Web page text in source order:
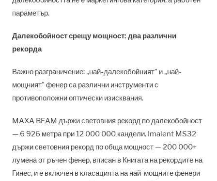
параметър.
Далекобойност срещу мощност: два различни
рекорда
Важно разграничение: „най-далекобойният" и „най-
мощният" фенер са различни инструменти с
противоположни оптически изисквания.
MAXA BEAM държи световния рекорд по далекобойност
— 6 926 метра при 12 000 000 кандели. Imalent MS32
държи световния рекорд по обща мощност — 200 000+
лумена от ръчен фенер, вписан в Книгата на рекордите на
Гинес, и е включен в класацията на най-мощните фенери